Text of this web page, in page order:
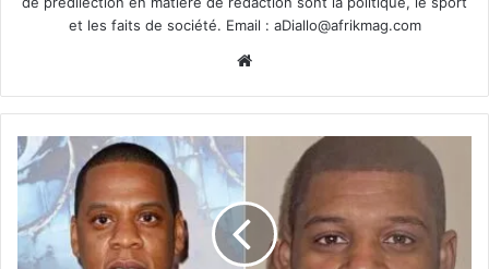
et les faits de société. Email : aDiallo@afrikmag.com